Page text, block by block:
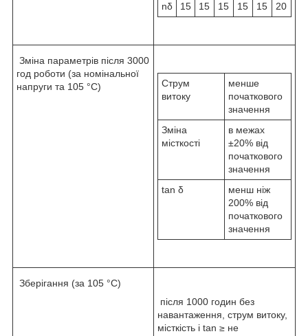
nδ
15
15
15
15
15
20
Зміна параметрів після 3000
год роботи (за номінальної
напруги та 105 °C)
Струм
витоку
менше
початкового
значення
Зміна
місткості
в межах
±20% від
початкового
значення
tan δ
менш ніж
200% від
початкового
значення
Зберігання (за 105 °C)
після 1000 годин без
навантаження, струм витоку,
місткість і tan ≥ не